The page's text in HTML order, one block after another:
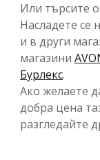
Или търсите
Насладете се
и в други
магазини
Бурлекс.
Ако желаете
добра цена
разгледайте